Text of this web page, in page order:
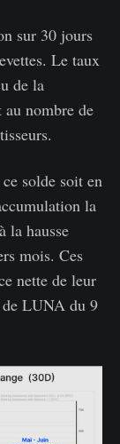
sur 30 jours
Le taux
de la
nombre de
solde soit en
la
la hausse
mois. Ces
nette de leur
de LUNA du 9